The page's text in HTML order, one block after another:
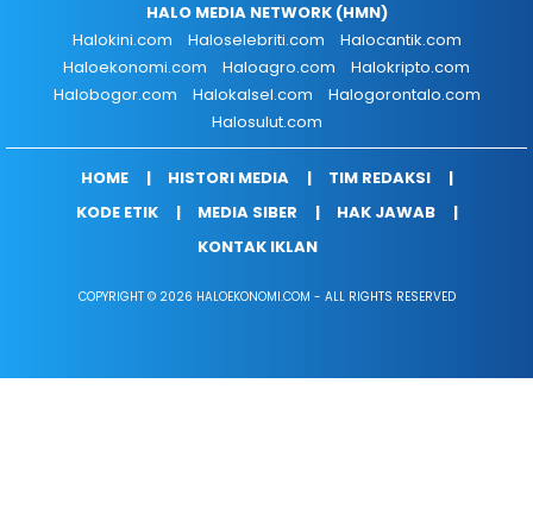
HALO MEDIA NETWORK (HMN)
Halokini.com
Haloselebriti.com
Halocantik.com
Haloekonomi.com
Haloagro.com
Halokripto.com
Halobogor.com
Halokalsel.com
Halogorontalo.com
Halosulut.com
HOME HISTORI MEDIA
TIM REDAKSI
KODE ETIK
MEDIA SIBER
HAK JAWAB
KONTAK IKLAN
COPYRIGHT © 2026 HALOEKONOMI.COM - ALL RIGHTS RESERVED